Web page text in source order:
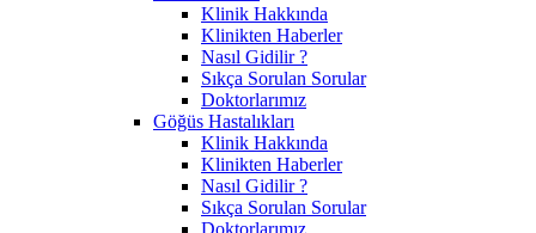
Klinik Hakkında
Klinikten Haberler
Nasıl Gidilir ?
Sıkça Sorulan Sorular
Doktorlarımız
Göğüs Hastalıkları
Klinik Hakkında
Klinikten Haberler
Nasıl Gidilir ?
Sıkça Sorulan Sorular
Doktorlarımız